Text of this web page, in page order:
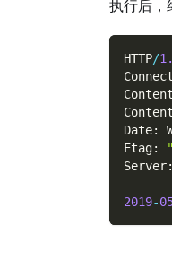
执行后，
HTTP/
Content
Content
Date:
Etag:
Server:
2019-